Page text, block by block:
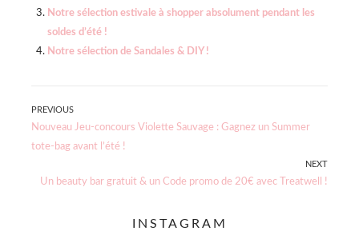
Notre sélection estivale à shopper absolument pendant les
soldes d’été !
Notre sélection de Sandales & DIY !
Navigation
de
l’article
PREVIOUS
Previous
post:
Nouveau Jeu-concours Violette Sauvage : Gagnez un Summer
tote-bag avant l’été !
NEXT
Next
Un beauty bar gratuit & un Code promo de 20€ avec Treatwell !
INSTAGRAM